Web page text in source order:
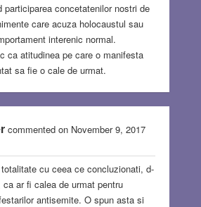
participarea concetatenilor nostri de
care acuza holocaustul sau
interenic normal.
ca atitudinea pe care o manifesta
sa fie o cale de urmat.
commented on November 9, 2017
cu ceea ce concluzionati, d-
ca ar fi calea de urmat pentru
antisemite. O spun asta si